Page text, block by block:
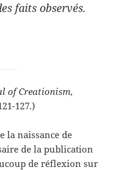
faits observés.
of Creationism,
127.)
la naissance de
de la publication
de réflexion sur